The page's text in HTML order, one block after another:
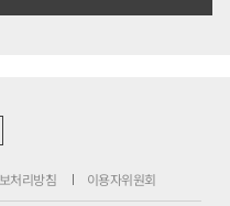
처리방침 이용자위원회